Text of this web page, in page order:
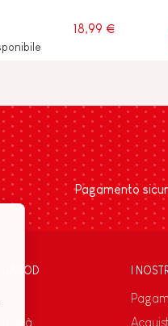
18,99 €
Pagamento
JANOD I